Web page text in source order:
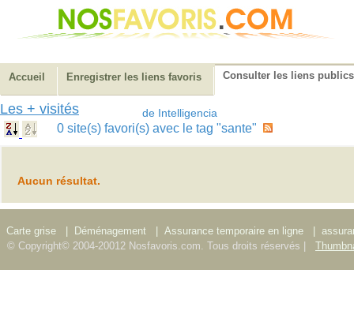
Accueil Enregistrer les liens favoris Consulter les liens publics
Les + visités de Intelligencia
0 site(s) favori(s) avec le tag "sante"
Aucun résultat.
Carte grise Déménagement Assurance temporaire en ligne
© Copyright© 2004-20012 Nosfavoris.com. Tous droits réservés |